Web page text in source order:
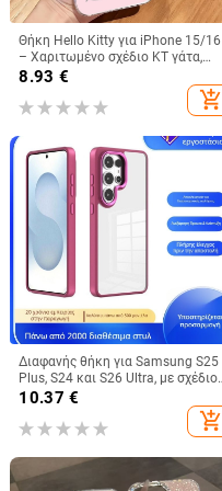
Θήκη Hello Kitty για iPhone 15/16
– Χαριτωμένο σχέδιο KT γάτα,
λευκό ή μαύρο, Ανθεκτική σε
8.93 €
add_shopping_cart
Διαφανής θήκη για Samsung S25
Plus, S24 και S26 Ultra, με σχέδιο
Gold Shield Eagle Eye
10.37 €
add_shopping_cart